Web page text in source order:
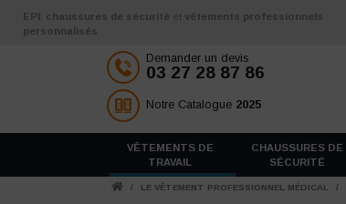
Aller au contenu
EPI chaussures de sécurité et vêtements professionnels
personnalisés
Demander un devis
03 27 28 87 86
Notre Catalogue 2025
VÊTEMENTS DE
TRAVAIL
CHAUSSURES DE
SÉCURITÉ
/ LE VÊTEMENT PROFESSIONNEL MÉDICAL /